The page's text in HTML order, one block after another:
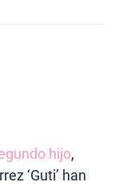
hijo,
‘Guti’ han